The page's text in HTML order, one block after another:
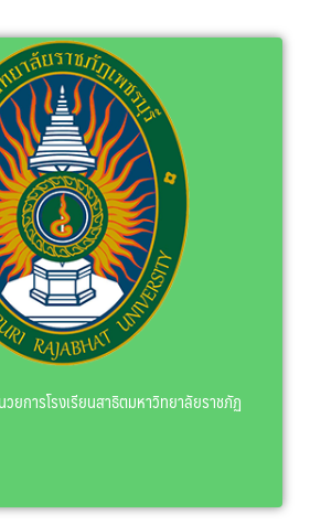
ยการโรงเรียนสาธิตมหาวิทยาลัยราชภัฏ